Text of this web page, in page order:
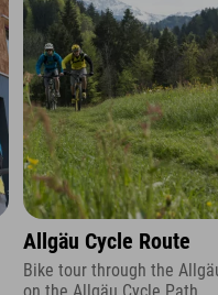
Allgäu Cycle Route
Bike tour through the